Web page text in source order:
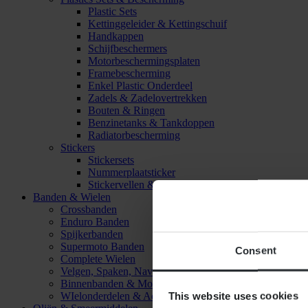
Consent
This website uses cookies
Plastic Sets
Kettinggeleider & Kettingschuif
Handkappen
Schijfbeschermers
Motorbeschermingsplaten
Framebescherming
Enkel Plastic Onderdeel
Zadels & Zadelovertrekken
Bouten & Ringen
Benzinetanks & Tankdoppen
Radiatorbescherming
Stickers
Stickersets
Nummerplaatsticker
Stickervellen & Stickers
Banden & Wielen
Crossbanden
Enduro Banden
Spijkerbanden
Supermoto Banden
Complete Wielen
Velgen, Spaken, Naven & Lagers
Binnenbanden & Mousses
WIelonderdelen & Accessoires